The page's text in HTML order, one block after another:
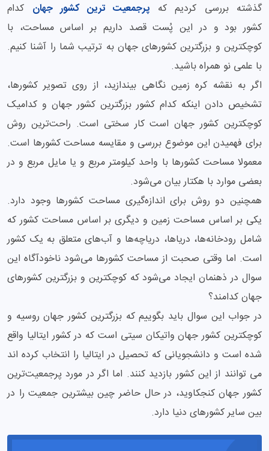
گذشته بررسی کردیم که پرجمعیت ترین کشور جهان کدام
کشور بود و در این پُست قصد داریم بر اساس مساحت، با
کوچکترین و بزرگترین کشورهای جهان به ترتیب شما را آشنا کنیم.
با علمی نو همراه باشید.
اگر به نقشه کره زمین نگاهی بیندازید، از روی تصویر کشورها،
تشخیص دادن اینکه کدام کشور بزرگترین کشور جهان و کدامیک
کوچکترین کشور جهان است کار سختی است. راحت‌ترین روش
برای فهمیدن این موضوع بررسی و مقایسه مساحت کشورها است.
معمولا مساحت کشورها با واحد کیلومتر مربع و یا مایل مربع و در
بعضی موارد با هکتار بیان می‌شود.
همچنین دو روش برای اندازه‌گیری مساحت کشورها وجود دارد.
یکی بر اساس مساحت زمین و دیگری بر اساس مساحت کشور که
شامل رودخانه‌ها، دریاها، دریاچه‌ها و آب‌های متعلق به یک کشور
است. اما وقتی صحبت از مساحت کشورها می‌شود ناخودآگاه این
سوال در ذهنمان ایجاد می‌شود که کوچکترین و بزرگترین کشورهای
جهان کدامند؟
در جواب این سوال باید بگوییم که بزرگترین کشور جهان روسیه و
کوچکترین کشور جهان واتیکان سیتی است که در کشور ایتالیا واقع
شده است و دانشجویانی که تحصیل در ایتالیا را انتخاب کرده اند
می توانند از این کشور بازدید کنند. اما اگر در مورد پرجمعیت‌ترین
کشور جهان کنجکاوید، در حال حاضر چین بیشترین جمعیت را در
بین سایر کشورهای دنیا دارد.